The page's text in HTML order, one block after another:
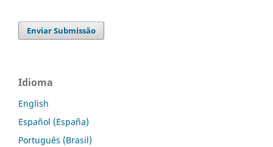
Enviar Submissão
Idioma
English
Español (España)
Português (Brasil)